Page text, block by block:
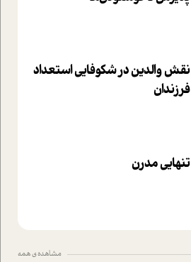
نقش والدین در شکوفا‌یی ا‌ستعداد
فرزندان‌
تنهایی مدرن
مشاهده ی همه